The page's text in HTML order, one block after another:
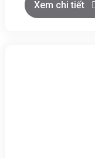
Xem chi tiết